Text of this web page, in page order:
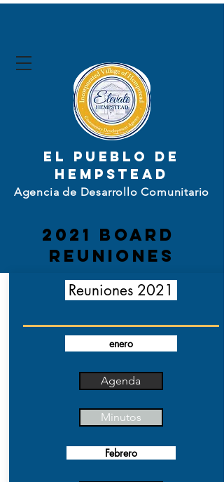
El pueblo de
Hempstead
Agencia de Desarrollo Comunitario
2021 board
Reuniones
Reuniones 2021
enero
Agenda
Minutos
Febrero